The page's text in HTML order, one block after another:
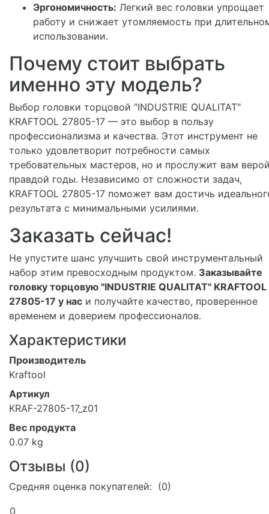
Эргономичность: Легкий вес головки упрощает
работу и снижает утомляемость при
использовании.
Почему стоит выбрать
именно эту модель?
Выбор головки торцовой "INDUSTRIE QUALITAT"
KRAFTOOL 27805-17 — это выбор в пользу
профессионализма и качества. Этот инструмент не
только удовлетворит потребности самых
требовательных мастеров, но и прослужит вам
правдой годы. Независимо от сложности задач,
KRAFTOOL 27805-17 поможет вам достичь
результата с минимальными усилиями.
Заказать сейчас!
Не упустите шанс улучшить свой инструментальный
набор этим превосходным продуктом. Заказывайте
головку торцовую "INDUSTRIE QUALITAT" KRAFTOOL
27805-17 у нас и получайте качество, проверенное
временем и доверием профессионалов.
Характеристики
Производитель
Kraftool
Артикул
KRAF-27805-17_z01
Вес продукта
0.07 kg
Отзывы (0)
Средняя оценка покупателей: (0)
0